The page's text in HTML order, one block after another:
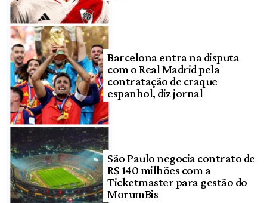
Barcelona entra na disputa
com o Real Madrid pela
contratação de craque
espanhol, diz jornal
São Paulo negocia contrato de
R$ 140 milhões com a
Ticketmaster para gestão do
MorumBis